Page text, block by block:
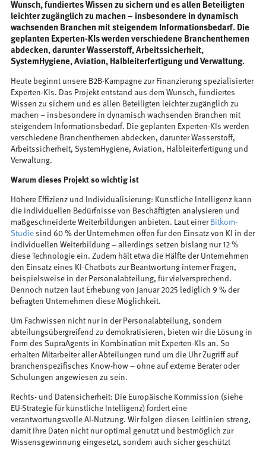
Wunsch, fundiertes Wissen zu sichern und es allen Beteiligten
leichter zugänglich zu machen – insbesondere in dynamisch
wachsenden Branchen mit steigendem Informationsbedarf. Die
geplanten Experten-KIs werden verschiedene Branchenthemen
abdecken, darunter Wasserstoff, Arbeitssicherheit,
SystemHygiene, Aviation, Halbleiterfertigung und Verwaltung.
Heute beginnt unsere B2B-Kampagne zur Finanzierung spezialisierter
Experten-KIs. Das Projekt entstand aus dem Wunsch, fundiertes
Wissen zu sichern und es allen Beteiligten leichter zugänglich zu
machen – insbesondere in dynamisch wachsenden Branchen mit
steigendem Informationsbedarf. Die geplanten Experten-KIs werden
verschiedene Branchenthemen abdecken, darunter Wasserstoff,
Arbeitssicherheit, SystemHygiene, Aviation, Halbleiterfertigung und
Verwaltung.
Warum dieses Projekt so wichtig ist
Höhere Effizienz und Individualisierung: Künstliche Intelligenz kann
die individuellen Bedürfnisse von Beschäftigten analysieren und
maßgeschneiderte Weiterbildungen anbieten. Laut einer Bitkom-
Studiesind 60 % der Unternehmen offen für den Einsatz von KI in der
individuellen Weiterbildung – allerdings setzen bislang nur 12 %
diese Technologie ein. Zudem hält etwa die Hälfte der Unternehmen
den Einsatz eines KI-Chatbots zur Beantwortung interner Fragen,
beispielsweise in der Personalabteilung, für vielversprechend.
Dennoch nutzen laut Erhebung von Januar 2025 lediglich 9 % der
befragten Unternehmen diese Möglichkeit.
Um Fachwissen nicht nur in der Personalabteilung, sondern
abteilungsübergreifend zu demokratisieren, bieten wir die Lösung in
Form des SupraAgents in Kombination mit Experten-KIs an. So
erhalten Mitarbeiter aller Abteilungen rund um die Uhr Zugriff auf
branchenspezifisches Know-how – ohne auf externe Berater oder
Schulungen angewiesen zu sein.
Rechts- und Datensicherheit: Die Europäische Kommission (siehe
EU-Strategie für künstliche Intelligenz) fordert eine
verantwortungsvolle AI-Nutzung. Wir folgen diesen Leitlinien streng,
damit Ihre Daten nicht nur optimal genutzt und bestmöglich zur
Wissensgewinnung eingesetzt, sondern auch sicher geschützt